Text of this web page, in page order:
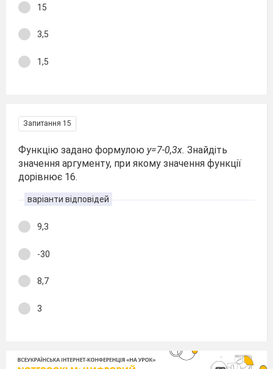
15
3,5
1,5
Запитання 15
Функцію задано формулою y=7-0,3x. Знайдіть
значення аргументу, при якому значення функції
дорівнює 16.
варіанти відповідей
9,3
-30
8,7
3